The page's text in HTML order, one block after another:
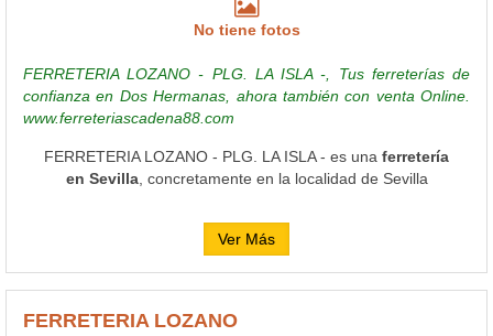
No tiene fotos
FERRETERIA LOZANO - PLG. LA ISLA -, Tus ferreterías de
confianza en Dos Hermanas, ahora también con venta Online.
www.ferreteriascadena88.com
FERRETERIA LOZANO - PLG. LA ISLA - es una ferretería
en Sevilla, concretamente en la localidad de Sevilla
Ver Más
FERRETERIA LOZANO